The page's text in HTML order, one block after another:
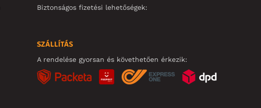
Biztonságos fizetési lehetőségek:
SZÁLLÍTÁS
A rendelése gyorsan és követhetően érkezik: